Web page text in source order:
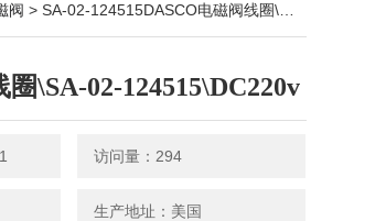
阀 > SA-02-124515DASCO电磁阀线圈\SA-02-124515\DC220v
\SA-02-124515\DC220v
访问量：294
生产地址：美国